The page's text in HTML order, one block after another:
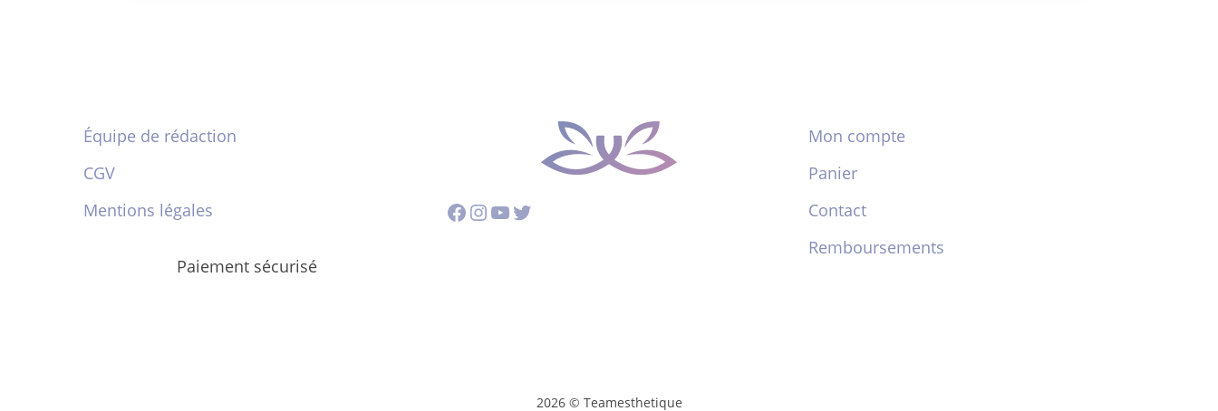
Équipe de rédaction
CGV
Mentions légales
Paiement sécurisé
Facebook
Instagram
YouTube
Twitter
Mon compte
Panier
Contact
Remboursements
2026 © Teamesthetique